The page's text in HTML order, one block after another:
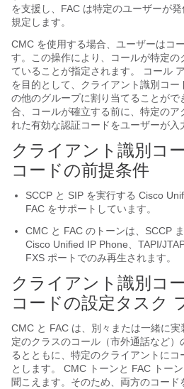
を支援し、FAC は特定のユーザーが
規定します。
CMC を使用する場合、ユーザーはコ
す。この操作により、コールが特定の
ていることが指定されます。 コール
を目的として、クライアント識別コ
の他のグループに割り当てることが
合、コールが確立する前に、特定のア
れた有効な認証コードをユーザーが入
クライアント識別コ
コードの前提条件
SCCP と SIP を実行する Cisco
FAC をサポートしています。
CMC と FAC のトーンは、SCCP
Cisco Unified IP Phone、TAPI/
FXS ポートでのみ再生されます。
クライアント識別コ
コードの設定タスク
CMC と FAC は、別々または一緒に
定のクラスのコール（市外通話など
るとともに、特定のクライアントに
とします。 CMC トーンと FAC トー
聞こえます。そのため、両方のコー